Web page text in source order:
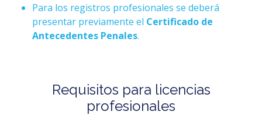
Para los registros profesionales se deberá
presentar previamente el Certificado de
Antecedentes Penales.
Requisitos para licencias
profesionales